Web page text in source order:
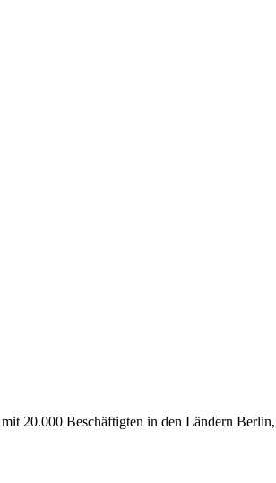
20.000 Beschäftigten in den Ländern